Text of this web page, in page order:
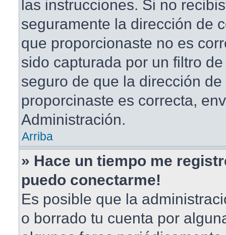
las instrucciones. Si no
seguramente la dirección de
que proporcionaste no es
sido capturada por un filtro
seguro de que la dirección
proporcinaste es correcta,
Administración.
Arriba
» Hace un tiempo me
puedo conectarme!
Es posible que la
o borrado tu cuenta por